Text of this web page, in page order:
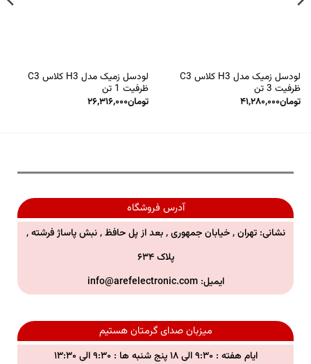
لودسل زمیک مدل H3 کلاس C3
ظرفیت 3 تن
تومان۴۱,۲۸۰,۰۰۰
لودسل زمیک مدل H3 کلاس C3
ظرفیت 1 تن
تومان۲۶,۳۱۶,۰۰۰
آدرس فروشگاه
نشانی: تهران , خیابان جمهوری , بعد از پل حافظ , نبش پاساژ فرشته ,
پلاک ۶۳۴
ایمیل:info@arefelectronic.com
میزبان صدای گرمتان هستیم
ایام هفته : ۹:۳۰ الی ۱۸ پنج شنبه ها : ۹:۳۰ الی ۱۳:۳۰